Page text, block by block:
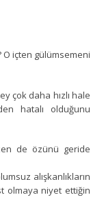
O içten gülümsemeni
çok daha hızlı hale
hatalı olduğunu
de özünü geride
alışkanlıkların
olmaya niyet ettiğin